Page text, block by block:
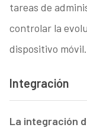
tareas de
controlar la
dispositivo móvil.
Integración
La integración